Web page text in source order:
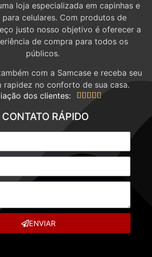
loja especializada em capinhas e
para celulares. Com produtos de
justo nosso objetivo é oferecer a
de compra para todos os
públicos.
com a Samcase e receba seu
rapidez no conforto de sua casa.
dos clientes:
    
CONTATO RÁPIDO
ENVIAR